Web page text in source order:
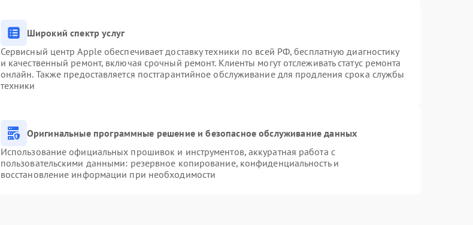
Широкий спектр услуг
Сервисный центр Apple обеспечивает доставку техники по всей РФ, бесплатную диагностику
и качественный ремонт, включая срочный ремонт. Клиенты могут отслеживать статус ремонта
онлайн. Также предоставляется постгарантийное обслуживание для продления срока службы
техники
Оригинальные программные решение и безопасное обслуживание данных
Использование официальных прошивок и инструментов, аккуратная работа с
пользовательскими данными: резервное копирование, конфиденциальность и
восстановление информации при необходимости